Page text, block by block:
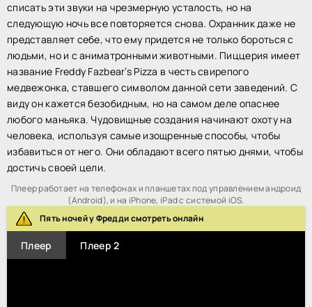
списать эти звуки на чрезмерную усталость, но на
следующую ночь все повторяется снова. Охранник даже не
представляет себе, что ему придется не только бороться с
людьми, но и с аниматронными животными. Пиццерия имеет
название Freddy Fazbear’s Pizza в честь свирепого
медвежонка, ставшего символом данной сети заведений. С
виду он кажется безобидным, но на самом деле опаснее
любого маньяка. Чудовищные создания начинают охоту на
человека, используя самые изощренные способы, чтобы
избавиться от него. Они обладают всего пятью днями, чтобы
достичь своей цели.
Плеер работает на телефонах и планшетах под управлением андроид
(Android), и на iPhone, iPad с системой iOS.
Пять ночей у Фредди смотреть онлайн
Плеер Плеер 2